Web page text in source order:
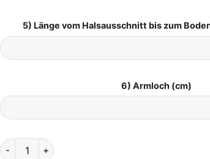
5) Länge vom Halsausschnitt bis zum
6) Armloch (cm)
Hochzeitskleid Schlicht Modern quantity